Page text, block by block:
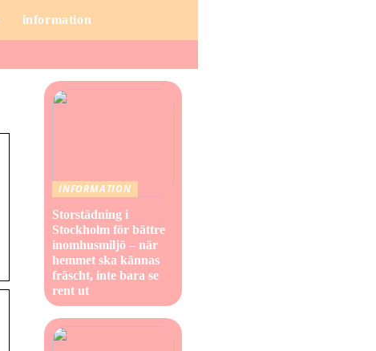
information
INFORMATION
Storstädning i
Stockholm för bättre
inomhusmiljö – när
hemmet ska kännas
fräscht, inte bara se
rent ut